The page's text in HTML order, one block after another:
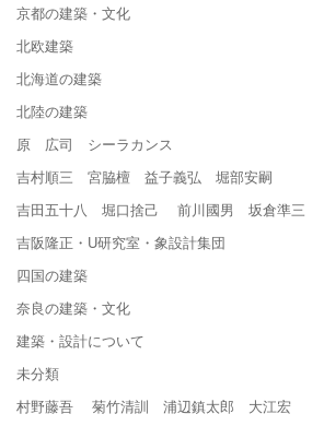
京都の建築・文化
北欧建築
北海道の建築
北陸の建築
原 広司 シーラカンス
吉村順三 宮脇檀 益子義弘 堀部安嗣
吉田五十八 堀口捨己 前川國男 坂倉準三
吉阪隆正・U研究室・象設計集団
四国の建築
奈良の建築・文化
建築・設計について
未分類
村野藤吾 菊竹清訓 浦辺鎮太郎 大江宏